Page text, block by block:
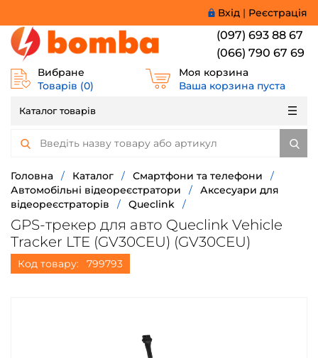
Вхід | Реєстрація
(097) 693 88 67
(066) 790 67 69
Вибране
Товарів (0)
Моя корзина
Ваша корзина пуста
Каталог товарів
Головна / Каталог / Смартфони та телефони
/
Автомобільні відеореєстратори
/
Аксесуари для
відеореєстраторів
/ Queclink /
GPS-трекер для авто Queclink Vehicle
Tracker LTE (GV30CEU) (GV30CEU)
Код товару: 799793